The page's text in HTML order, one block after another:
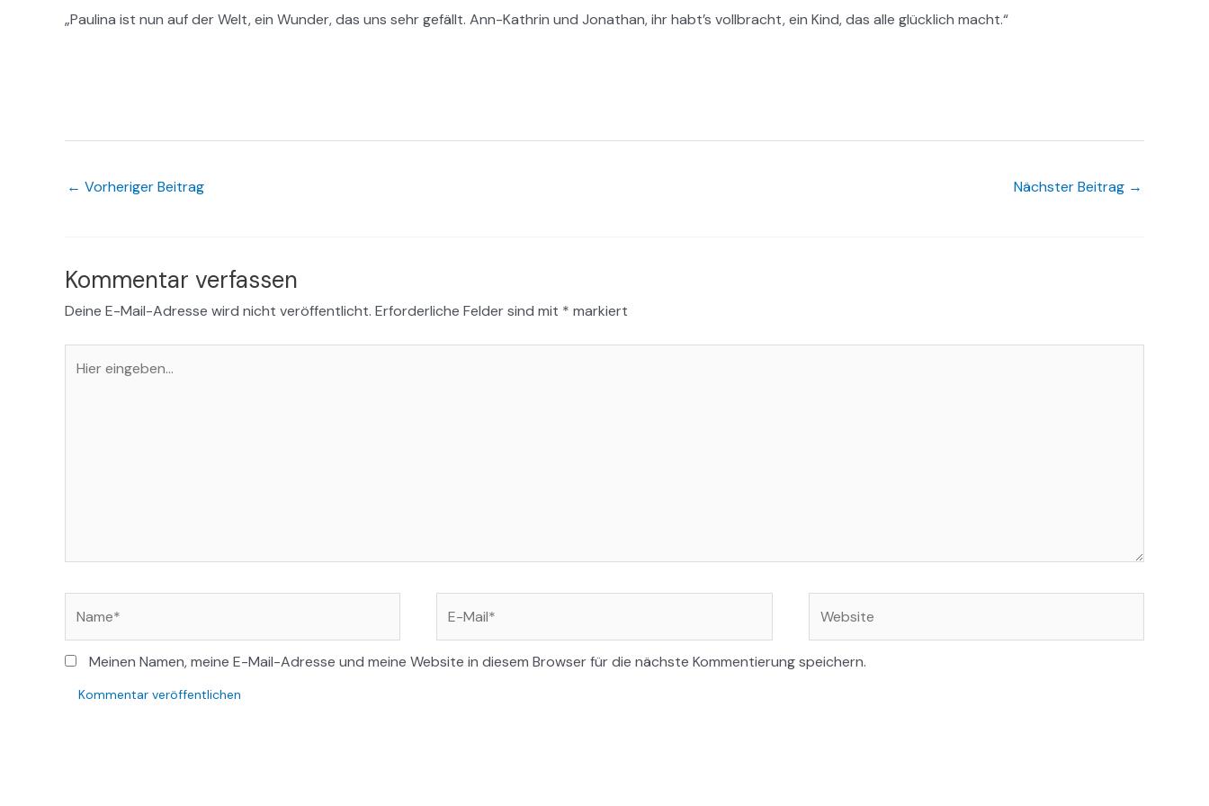
„Paulina ist nun auf der Welt, ein Wunder, das uns sehr gefällt. Ann-Kathrin und Jonathan, ihr habt’s vollbracht, ein Kind, das alle glücklich macht.“
← Vorheriger Beitrag Nächster Beitrag →
Kommentar verfassen
Deine E-Mail-Adresse wird nicht veröffentlicht. Erforderliche Felder sind mit * markiert
eingeben…
Mail*
Meinen Namen, meine E-Mail-Adresse und meine Website in diesem Browser für die nächste Kommentierung speichern.